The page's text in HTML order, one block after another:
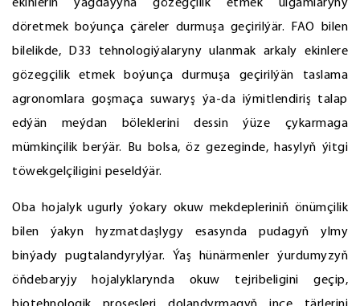
ekinleriň ýagdaýyna gözegçilik etmek ulgamlaryny
döretmek boýunça çäreler durmuşa geçirilýär. FAO bilen
bilelikde, D33 tehnologiýalaryny ulanmak arkaly ekinlere
gözegçilik etmek boýunça durmuşa geçirilýän taslama
agronomlara goşmaça suwaryş ýa-da iýmitlendiriş talap
edýän meýdan böleklerini dessin ýüze çykarmaga
mümkinçilik berýär. Bu bolsa, öz gezeginde, hasylyň ýitgi
töwekgelçiligini peseldýär.
Oba hojalyk ugurly ýokary okuw mekdepleriniň önümçilik
bilen ýakyn hyzmatdaşlygy esasynda pudagyň ylmy
binýady pugtalandyrylýar. Ýaş hünärmenler ýurdumyzyň
öňdebaryjy hojalyklarynda okuw tejribeligini geçip,